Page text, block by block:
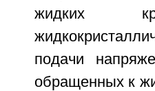
жидких
подачи
обращенных к